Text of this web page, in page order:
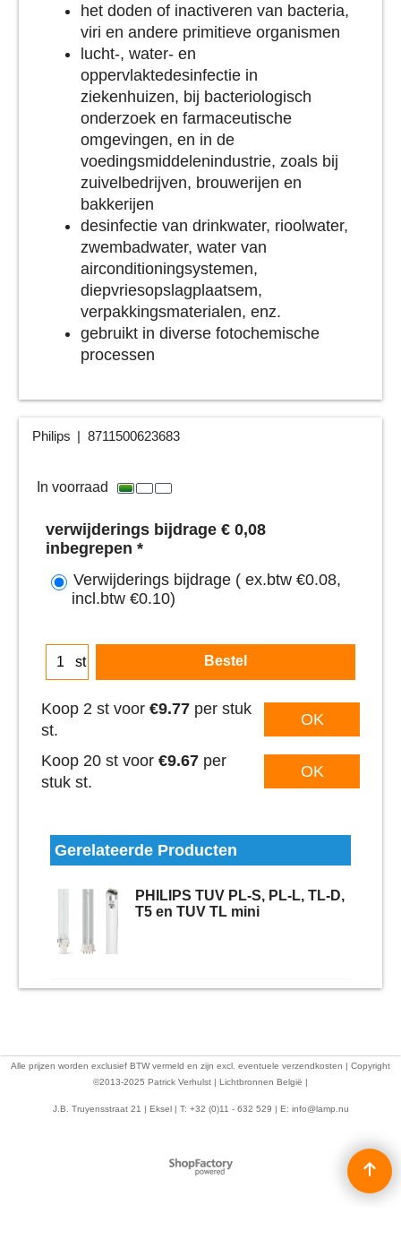
het doden of inactiveren van bacteria,
viri en andere primitieve organismen
lucht-, water- en
oppervlaktedesinfectie in
ziekenhuizen, bij bacteriologisch
onderzoek en farmaceutische
omgevingen, en in de
voedingsmiddelenindustrie, zoals bij
zuivelbedrijven, brouwerijen en
bakkerijen
desinfectie van drinkwater, rioolwater,
zwembadwater, water van
airconditioningsystemen,
diepvriesopslagplaatsem,
verpakkingsmaterialen, enz.
gebruikt in diverse fotochemische
processen
Philips 8711500623683
€11.94 incl.btw
verwijderings bijdrage € 0,08
inbegrepen*
Verwijderings bijdrage
Koop 2 st voor
st.
Koop 20 st voor
©2013-2025 Patrick Verhulst | Lichtbronnen België |